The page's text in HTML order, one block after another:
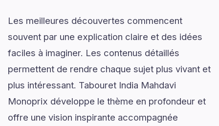
Les meilleures découvertes commencent
souvent par une explication claire et des idées
faciles à imaginer. Les contenus détaillés
permettent de rendre chaque sujet plus vivant et
plus intéressant. Tabouret India Mahdavi
Monoprix développe le thème en profondeur et
offre une vision inspirante accompagnée